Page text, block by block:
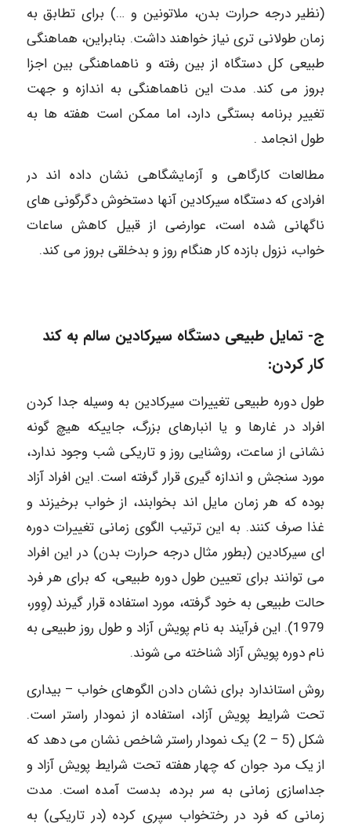
(نظیر درجه حرارت بدن، ملاتونین و …) برای تطابق به
زمان طولانی تری نیاز خواهند داشت. بنابراین، هماهنگی
طبیعی کل دستگاه از بین رفته و ناهماهنگی بین اجزا
بروز می کند. مدت این ناهماهنگی به اندازه و جهت
تغییر برنامه بستگی دارد، اما ممکن است هفته ها به
طول انجامد .
مطالعات کارگاهی و آزمایشگاهی نشان داده اند در
افرادی که دستگاه سیرکادین آنها دستخوش دگرگونی های
ناگهانی شده است، عوارضی از قبیل کاهش ساعات
خواب، نزول بازده کار هنگام روز و بدخلقی بروز می کند.
ج- تمایل طبیعی دستگاه سیرکادین سالم به کند
کار کردن:
طول دوره طبیعی تغییرات سیرکادین به وسیله جدا کردن
افراد در غارها و یا انبارهای بزرگ، جاییکه هیچ گونه
نشانی از ساعت، روشنایی روز و تاریکی شب وجود ندارد،
مورد سنجش و اندازه گیری قرار گرفته است. این افراد آزاد
بوده که هر زمان مایل اند بخوابند، از خواب برخیزند و
غذا صرف کنند. به این ترتیب الگوی زمانی تغییرات دوره
ای سیرکادین (بطور مثال درجه حرارت بدن) در این افراد
می توانند برای تعیین طول دوره طبیعی، که برای هر فرد
حالت طبیعی به خود گرفته، مورد استفاده قرار گیرند (وِور،
1979). این فرآیند به نام پویش آزاد و طول روز طبیعی به
نام دوره پویش آزاد شناخته می شوند.
روش استاندارد برای نشان دادن الگوهای خواب – بیداری
تحت شرایط پویش آزاد، استفاده از نمودار راستر است.
شکل (5 – 2) یک نمودار راستر شاخص نشان می دهد که
از یک مرد جوان که چهار هفته تحت شرایط پویش آزاد و
جداسازی زمانی به سر برده، بدست آمده است. مدت
زمانی که فرد در رختخواب سپری کرده (در تاریکی) به